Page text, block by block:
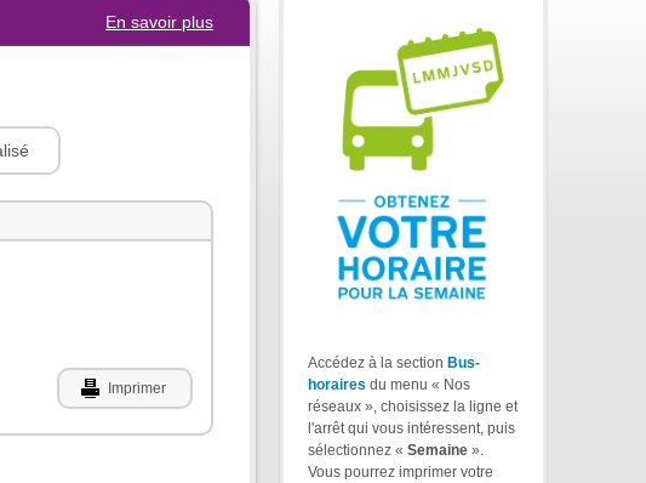
En savoir plus
Imprimer
Accédez à la section Bus-
horaires du menu « Nos
réseaux », choisissez la ligne et
l'arrêt qui vous intéressent, puis
sélectionnez « Semaine ».
Vous pourrez imprimer votre